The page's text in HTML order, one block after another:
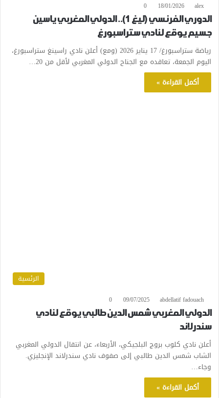
alex
18/01/2026
0
الدوري الفرنسي (ليغ 1).. الدولي المغربي ياسين
جسيم يوقع لنادي ستراسبورغ
رياضة ستراسبورغ/ 17 يناير 2026 (ومع) أعلن نادي راسينغ ستراسبورغ،
اليوم الجمعة، تعاقده مع الجناح الدولي المغربي لأقل من 20…
أكمل القراءة »
الرئسية
abdellatif fadouach
09/07/2025
0
الدولي المغربي شمس الدين طالبي يوقع لنادي
سندرلاند
أعلن نادي كلوب بروج البلجيكي، الأربعاء، عن انتقال الدولي المغربي
الشاب شمس الدين طالبي إلى صفوف نادي سندرلاند الإنجليزي.
وجاء…
أكمل القراءة »